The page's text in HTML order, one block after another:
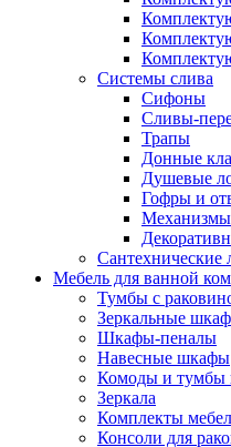
Системы слива
Сифоны
Сливы-
Трапы
Донные
Душевые
Гофры и
Механизмы
Сантехнические
Мебель для ванной
Тумбы с
Зеркальные
Шкафы-пеналы
Навесные шкафы
Комоды и тумбы
Зеркала
Комплекты
Консоли для